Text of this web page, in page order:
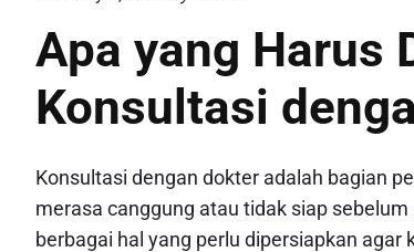
Apa yang Harus
Konsultasi
Konsultasi dengan dokter adalah bagian
merasa canggung atau tidak siap
berbagai hal yang perlu dipersiapkan